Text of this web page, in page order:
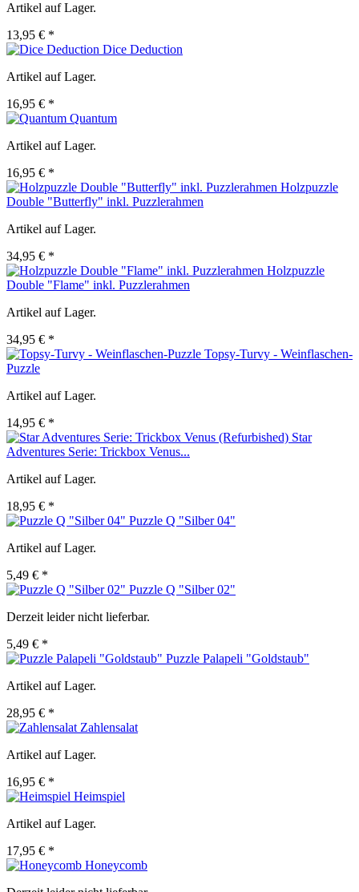
Artikel auf Lager.
13,95 € *
Dice Deduction
Artikel auf Lager.
16,95 € *
Quantum
Artikel auf Lager.
16,95 € *
Holzpuzzle
Double "Butterfly" inkl. Puzzlerahmen
Artikel auf Lager.
34,95 € *
Holzpuzzle
Double "Flame" inkl. Puzzlerahmen
Artikel auf Lager.
34,95 € *
Topsy-Turvy - Weinflaschen-
Puzzle
Artikel auf Lager.
14,95 € *
Star
Adventures Serie: Trickbox Venus...
Artikel auf Lager.
18,95 € *
Puzzle Q "Silber 04"
Artikel auf Lager.
5,49 € *
Puzzle Q "Silber 02"
Derzeit leider nicht lieferbar.
5,49 € *
Puzzle Palapeli "Goldstaub"
Artikel auf Lager.
28,95 € *
Zahlensalat
Artikel auf Lager.
16,95 € *
Heimspiel
Artikel auf Lager.
17,95 € *
Honeycomb